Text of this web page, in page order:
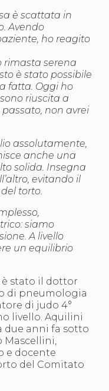
è scattata in
Avendo
ho reagito
rimasta serena
è stato possibile
fatta. Oggi ho
riuscita a
non avrei
assolutamente,
anche una
solida. Insegna
evitando il
torto.
siamo
A livello
un equilibrio
stato il dottor
di pneumologia
di judo 4°
livello. Aquilini
due anni fa sotto
Mascellini,
e docente
del Comitato